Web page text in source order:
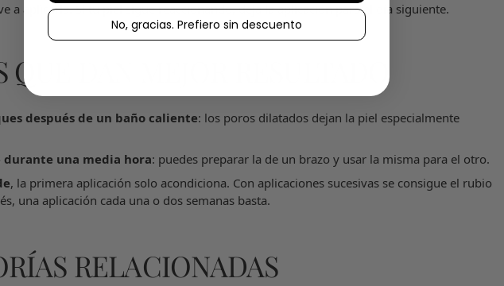
a aplicarla. Si tu piel sigue reaccionando, deja la aplicación para el día siguiente.
QUE DAN MEJOR RESULTADO
después de un baño caliente: los poros dilatados dejan la piel especialmente
durante una media hora: puedes preparar la de un brazo y usar la misma para el otro.
, la primera aplicación solo acondiciona. Con aplicaciones sucesivas se consigue el rubio
una aplicación cada una o dos semanas basta.
RELACIONADAS
No, gracias. Prefiero sin descuento